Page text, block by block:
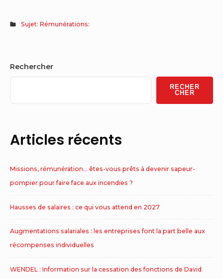
Sujet: Rémunérations:
Sidebar
Widget
Area
Rechercher
RECHER
CHER
Articles récents
Missions, rémunération… êtes-vous prêts à devenir sapeur-
pompier pour faire face aux incendies ?
Hausses de salaires : ce qui vous attend en 2027
Augmentations salariales : les entreprises font la part belle aux
récompenses individuelles
WENDEL : Information sur la cessation des fonctions de David